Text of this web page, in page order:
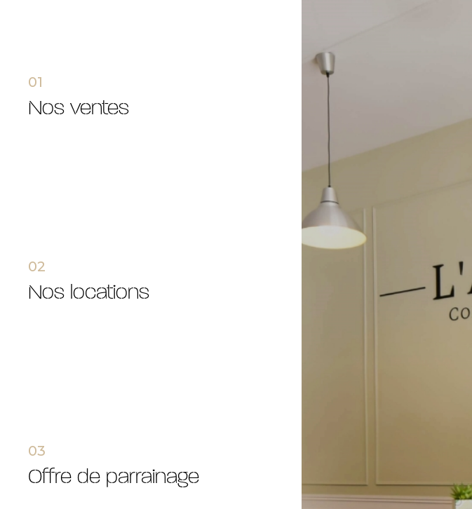
01
nos ventes
02
nos locations
03
offre de parrainage